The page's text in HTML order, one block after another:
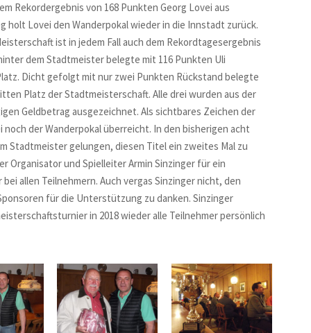
Rekordergebnis von 168 Punkten Georg Lovei aus
holt Lovei den Wanderpokal wieder in die Innstadt zurück.
ist in jedem Fall auch dem Rekordtagesergebnis
dem Stadtmeister belegte mit 116 Punkten Uli
Dicht gefolgt mit nur zwei Punkten Rückstand belegte
Platz der Stadtmeisterschaft. Alle drei wurden aus der
Geldbetrag ausgezeichnet. Als sichtbares Zeichen der
der Wanderpokal überreicht. In den bisherigen acht
Stadtmeister gelungen, diesen Titel ein zweites Mal zu
Organisator und Spielleiter Armin Sinzinger für ein
allen Teilnehmern. Auch vergas Sinzinger nicht, den
für die Unterstützung zu danken. Sinzinger
in 2018 wieder alle Teilnehmer persönlich